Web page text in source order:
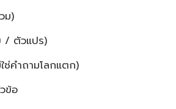
ม)
/ ตัวแปร)
ช่คำถามโลกแตก)
ข้อ